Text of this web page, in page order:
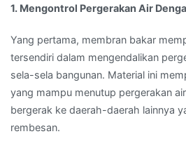
1. Mengontrol Pergerakan Air
Yang pertama, membran bakar
tersendiri dalam mengendalikan
sela-sela bangunan. Material ini
yang mampu menutup pergerakan
bergerak ke daerah-daerah lainnya
rembesan.